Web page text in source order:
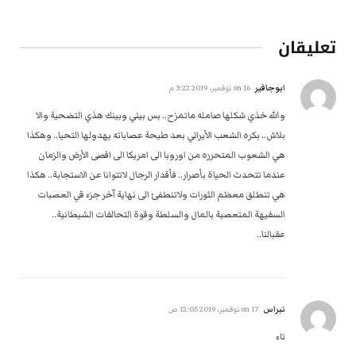
تعليقان
ابوجافير 16 نوفمبر، 2019 3:22 م
والله خذي شكلها صامله ماتمزح.. بس بيني وبينك هذي التضحية والا
بلاش.. بكره الشعب الأيراني بعد طيحة عصاباته يهدولها التحيا.. وهكذا
هي الشعوب المتحرره من اوروبا الى امريكا الى اقصى الأرض والزمان
عندما تتحدث الحياة بأصرار.. فأقدار الرجال لاتتوانا عن الاستجابة.. هكذا
هي تنطلق معظم الثورات ولاتنطفئ الى نهاية آخر جزء في العصبات
السفيهة المتعصبة بالمال والسلطة وقوة التحالفات الشيطانية..
عقبالنا..
نبراس 17 نوفمبر، 2019 12:05 ص
تاء